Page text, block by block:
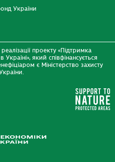
України
проекту «Підтримка
який співфінансується
є Міністерство захисту